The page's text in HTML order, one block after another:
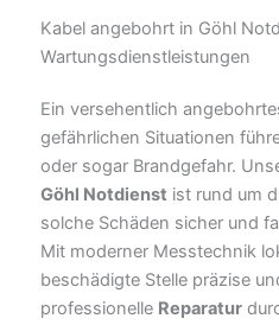
Kabel angebohrt in Göhl
Wartungsdienstleistungen
Ein versehentlich
gefährlichen Situationen
oder sogar Brandgefahr.
Göhl Notdienst ist rund um
solche Schäden sicher und
Mit moderner Messtechnik
beschädigte Stelle präzise
professionelle Reparatur